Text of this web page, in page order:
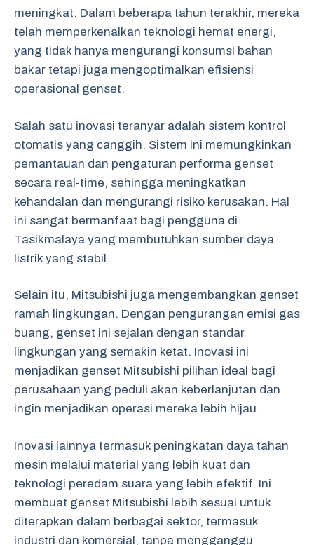
meningkat. Dalam beberapa tahun terakhir, mereka
telah memperkenalkan teknologi hemat energi,
yang tidak hanya mengurangi konsumsi bahan
bakar tetapi juga mengoptimalkan efisiensi
operasional genset.
Salah satu inovasi teranyar adalah sistem kontrol
otomatis yang canggih. Sistem ini memungkinkan
pemantauan dan pengaturan performa genset
secara real-time, sehingga meningkatkan
kehandalan dan mengurangi risiko kerusakan. Hal
ini sangat bermanfaat bagi pengguna di
Tasikmalaya yang membutuhkan sumber daya
listrik yang stabil.
Selain itu, Mitsubishi juga mengembangkan genset
ramah lingkungan. Dengan pengurangan emisi gas
buang, genset ini sejalan dengan standar
lingkungan yang semakin ketat. Inovasi ini
menjadikan genset Mitsubishi pilihan ideal bagi
perusahaan yang peduli akan keberlanjutan dan
ingin menjadikan operasi mereka lebih hijau.
Inovasi lainnya termasuk peningkatan daya tahan
mesin melalui material yang lebih kuat dan
teknologi peredam suara yang lebih efektif. Ini
membuat genset Mitsubishi lebih sesuai untuk
diterapkan dalam berbagai sektor, termasuk
industri dan komersial, tanpa mengganggu